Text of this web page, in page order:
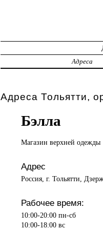
Адреса
Адреса Тольятти,
Бэлла
Магазин верхней одежды
Адрес
Россия, г. Тольятти,
Рабочее время:
10:00-20:00 пн-сб
10:00-18:00 вс